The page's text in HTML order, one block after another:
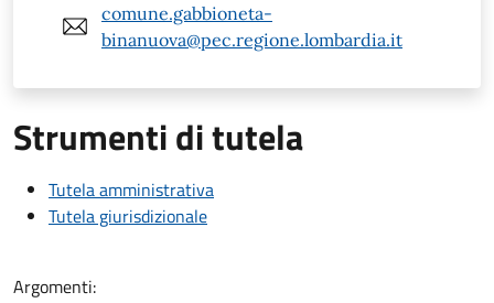
comune.gabbioneta-
binanuova@pec.regione.lombardia.it
Strumenti di tutela
Tutela amministrativa
Tutela giurisdizionale
Argomenti: